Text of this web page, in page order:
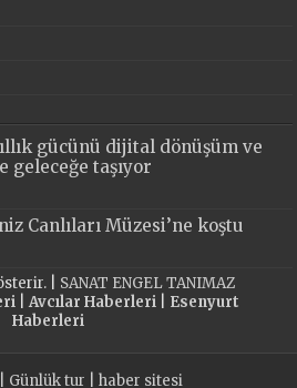
gücünü dijital dönüşüm ve
taşıyor
Canlıları Müzesi’ne koştu
| SANAT ENGEL TANIMAZ
| Avcılar Haberleri| Esenyurt
Haberleri
Günlük tur haber sitesi